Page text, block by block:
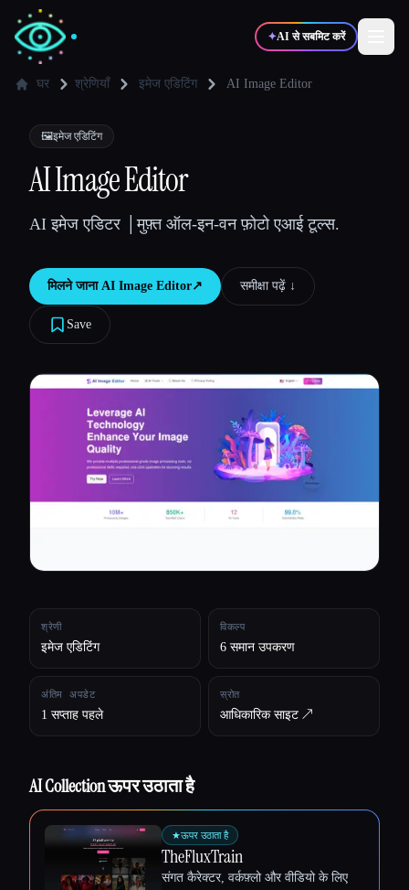
✦AI से सबमिट करें
✍️लेखक
💻
सभी श्रेणियाँ
घर श्रेणियाँ इमेज एडिटिंग AI Image Editor
🖼️इमेज एडिटिंग
AI Image Editor
AI इमेज एडिटर │मुफ़्त ऑल-इन-वन फ़ोटो एआई टूल्स.
मिलने जाना AI Image Editor↗︎ समीक्षा पढ़ें ↓︎
Save
श्रेणी
इमेज एडिटिंग
विकल्प
6 समान उपकरण
अंतिम अपडेट
1 सप्ताह पहले
स्रोत
आधिकारिक साइट ↗︎
AI Collection ऊपर उठाता है
★ऊपर उठाता है
TheFluxTrain
संगत कैरेक्टर, वर्कफ़्लो और वीडियो के लिए